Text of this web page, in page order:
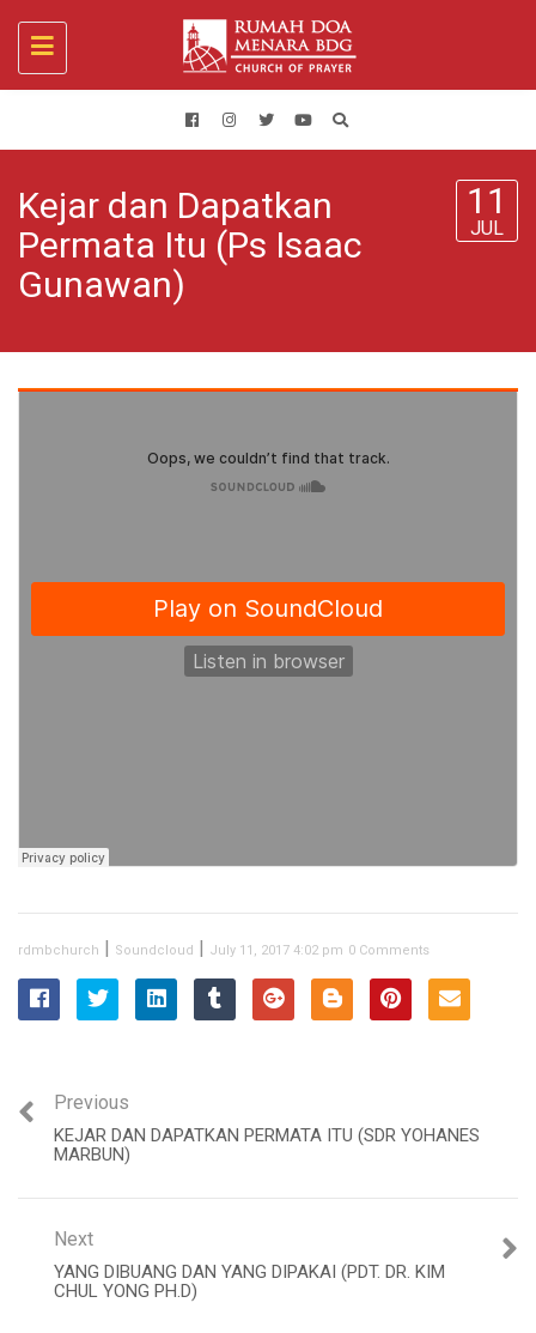
Toggle
navigation
Kejar dan Dapatkan
Permata Itu (Ps Isaac
Gunawan)
11
JUL
rdmbchurch | Soundcloud | July 11, 2017 4:02 pm 0 Comments
Previous
KEJAR DAN DAPATKAN PERMATA ITU (SDR YOHANES
MARBUN)
Next
YANG DIBUANG DAN YANG DIPAKAI (PDT. DR. KIM
CHUL YONG PH.D)